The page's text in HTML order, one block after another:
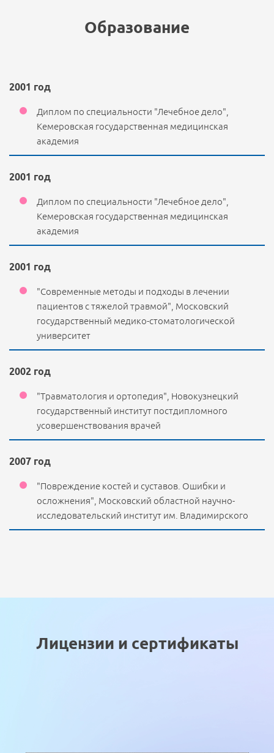
Образование
2001 год
Диплом по специальности "Лечебное дело",
Кемеровская государственная медицинская
академия
2001 год
Диплом по специальности "Лечебное дело",
Кемеровская государственная медицинская
академия
2001 год
"Современные методы и подходы в лечении
пациентов с тяжелой травмой", Московский
государственный медико-стоматологической
университет
2002 год
"Травматология и ортопедия", Новокузнецкий
государственный институт постдипломного
усовершенствования врачей
2007 год
"Повреждение костей и суставов. Ошибки и
осложнения", Московский областной научно-
исследовательский институт им. Владимирского
Лицензии и сертификаты